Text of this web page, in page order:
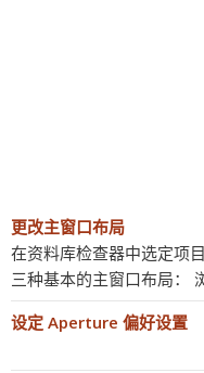
更改主窗口布局
在资料库检查器中选定项
三种基本的主窗口布局：
设定 Aperture 偏好设置